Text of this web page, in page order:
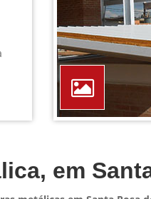
Solicitar Orçamento